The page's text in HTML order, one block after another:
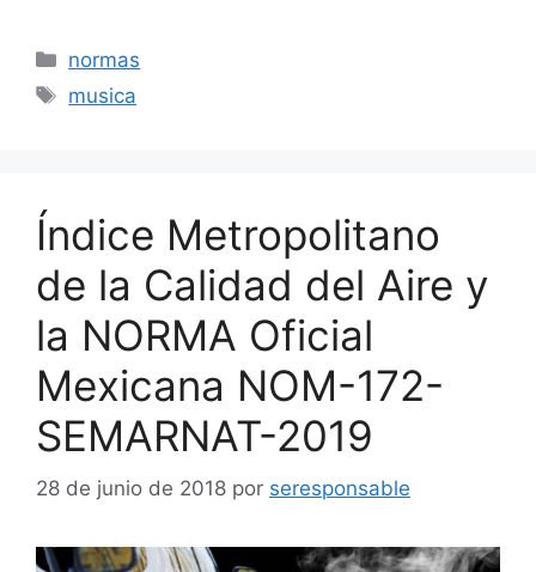
Categorías
normas
Etiquetas
musica
Índice Metropolitano
de la Calidad del Aire y
la NORMA Oficial
Mexicana NOM-172-
SEMARNAT-2019
28 de junio de 2018 por seresponsable